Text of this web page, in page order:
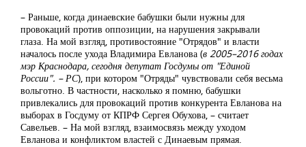
– Раньше, когда динаевские бабушки были нужны для
провокаций против оппозиции, на нарушения закрывали
глаза. На мой взгляд, противостояние "Отрядов" и власти
началось после ухода Владимира Евланова (в 2005–2016 годах
мэр Краснодара, сегодня депутат Госдумы от "Единой
России". – РС), при котором "Отряды" чувствовали себя весьма
вольготно. В частности, насколько я помню, бабушки
привлекались для провокаций против конкурента Евланова на
выборах в Госдуму от КПРФ Сергея Обухова, – считает
Савельев. – На мой взгляд, взаимосвязь между уходом
Евланова и конфликтом властей с Динаевым прямая.